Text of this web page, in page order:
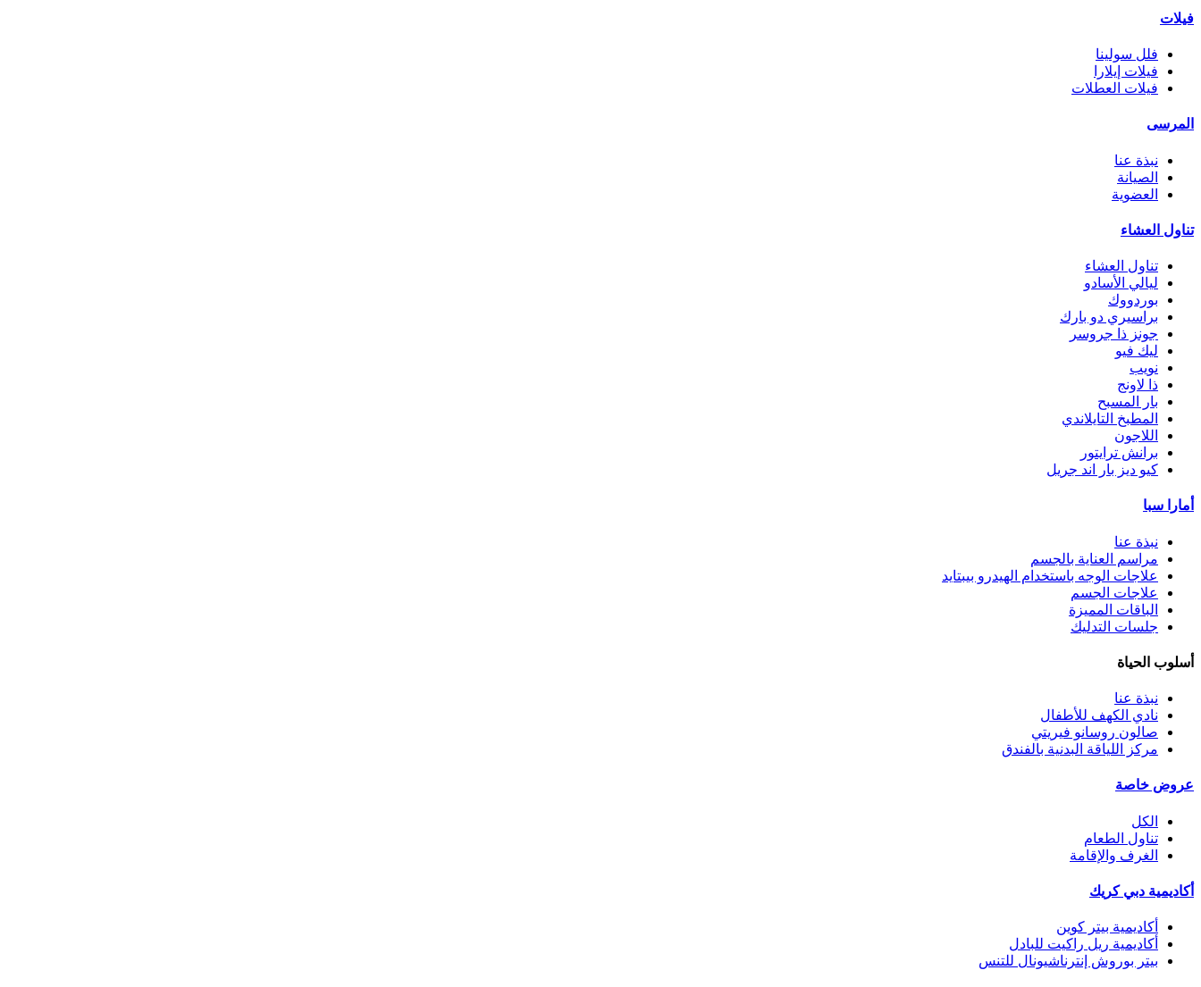
فيلات
فلل سولينا
فيلات إيلارا
فيلات العطلات
المرسى
نبذة عنا
الصيانة
العضوية
تناول العشاء
تناول العشاء
ليالي الأسادو
بوردووك
براسيري دو بارك
جونز ذا جروسر
ليك فيو
نويب
ذا لاونج
بار المسبح
المطبخ التايلاندي
اللاجون
برانش ترايتور
كيو ديز بار اند جريل
أمارا سبا
نبذة عنا
مراسم العناية بالجسم
علاجات الوجه باستخدام الهيدرو بيبتايد
علاجات الجسم
الباقات المميزة
جلسات التدليك
أسلوب الحياة
نبذة عنا
نادي الكهف للأطفال
صالون روسانو فيريتي
مركز اللياقة البدنية بالفندق
عروض خاصة
الكل
تناول الطعام
الغرف والإقامة
أكاديمية دبي كريك
أكاديمية بيتر كوين
أكاديمية ريل راكيت للبادل
بيتر بوروش إنترناشيونال للتنس